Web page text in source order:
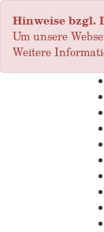
Hinweise bzgl.
Um unsere
Weitere